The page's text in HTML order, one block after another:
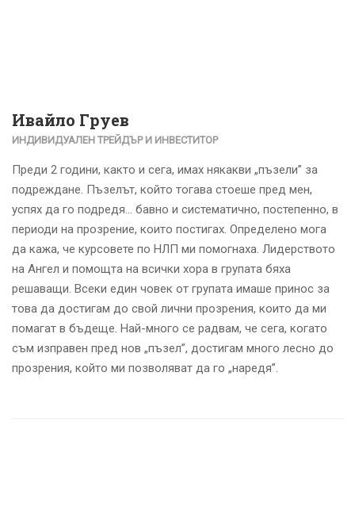
Ивайло Груев
ИНДИВИДУАЛЕН ТРЕЙДЪР И ИНВЕСТИТОР
Преди 2 години, както и сега, имах някакви „пъзели” за
подреждане. Пъзелът, който тогава стоеше пред мен,
успях да го подредя… бавно и систематично, постепенно, в
периоди на прозрение, които постигах. Определено мога
да кажа, че курсовете по НЛП ми помогнаха. Лидерството
на Ангел и помощта на всички хора в групата бяха
решаващи. Всеки един човек от групата имаше принос за
това да достигам до свой лични прозрения, които да ми
помагат в бъдеще. Най-много се радвам, че сега, когато
съм изправен пред нов „пъзел”, достигам много лесно до
прозрения, който ми позволяват да го „наредя”.